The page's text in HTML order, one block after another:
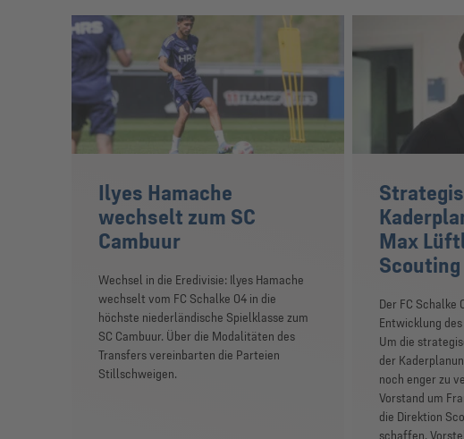
Ilyes Hamache
wechselt zum SC
Cambuur
Wechsel in die Eredivisie: Ilyes Hamache
wechselt vom FC Schalke 04 in die
höchste niederländische Spielklasse zum
SC Cambuur. Über die Modalitäten des
Transfers vereinbarten die Parteien
Stillschweigen.
Max
Der FC
Entwicklung
Um die
der
noch enger zu
Vorstand um
die Direktion
schaffen.